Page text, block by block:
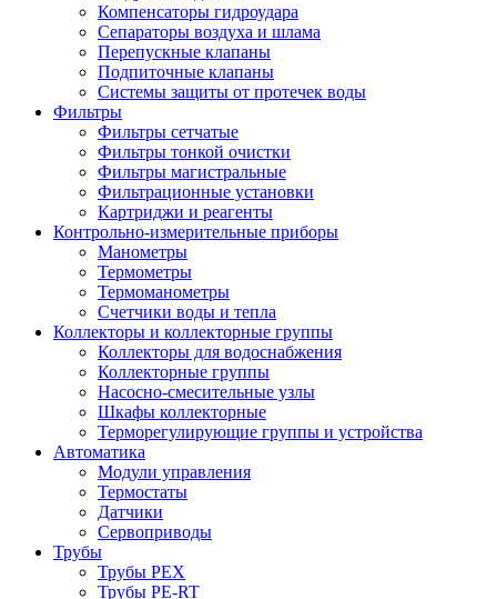
Компенсаторы гидроудара
Сепараторы воздуха и шлама
Перепускные клапаны
Подпиточные клапаны
Системы защиты от протечек воды
Фильтры
Фильтры сетчатые
Фильтры тонкой очистки
Фильтры магистральные
Фильтрационные установки
Картриджи и реагенты
Контрольно-измерительные приборы
Манометры
Термометры
Термоманометры
Счетчики воды и тепла
Коллекторы и коллекторные группы
Коллекторы для водоснабжения
Коллекторные группы
Насосно-смесительные узлы
Шкафы коллекторные
Терморегулирующие группы и устройства
Автоматика
Модули управления
Термостаты
Датчики
Сервоприводы
Трубы
Трубы PEX
Трубы PE-RT